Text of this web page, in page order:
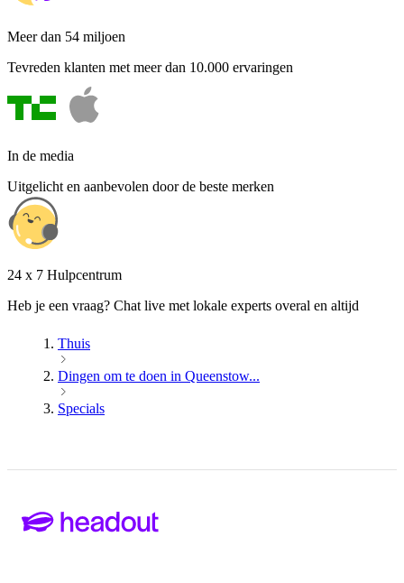
Meer dan 54 miljoen
Tevreden klanten met meer dan 10.000 ervaringen
In de media
Uitgelicht en aanbevolen door de beste merken
24 x 7 Hulpcentrum
Heb je een vraag? Chat live met lokale experts overal en altijd
Thuis
Dingen om te doen in Queenstow...
Specials